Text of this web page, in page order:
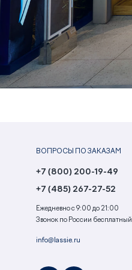
ВОПРОСЫ ПО ЗАКАЗАМ
+7 (800) 200-19-49
+7 (485) 267-27-52
Ежедневно с 9:00 до 21:00
Звонок по России бесплатный
info@lassie.ru